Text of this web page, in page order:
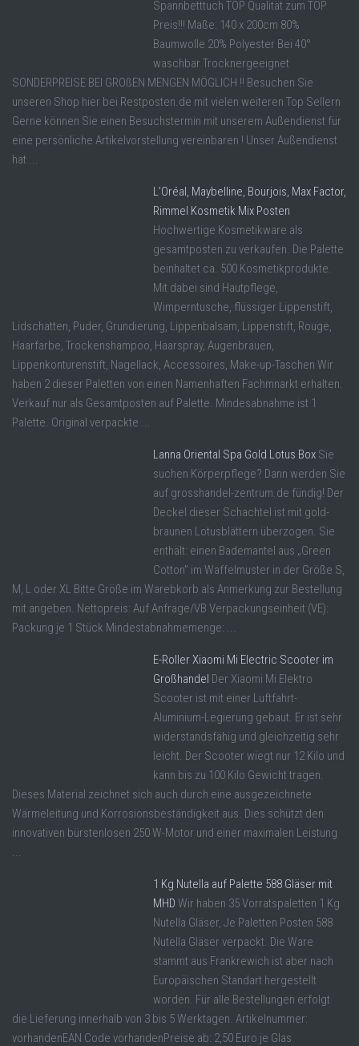
Spannbetttuch TOP Qualität zum TOP
Preis!!! Maße: 140 x 200cm 80%
Baumwolle 20% Polyester Bei 40°
waschbar Trocknergeeignet
SONDERPREISE BEI GROßEN MENGEN MÖGLICH !! Besuchen Sie
unseren Shop hier bei Restposten.de mit vielen weiteren Top Sellern
Gerne können Sie einen Besuchstermin mit unserem Außendienst für
eine persönliche Artikelvorstellung vereinbaren ! Unser Außendienst
hat ...
L’Oréal, Maybelline, Bourjois, Max Factor,
Rimmel Kosmetik Mix Posten
Hochwertige Kosmetikware als
gesamtposten zu verkaufen. Die Palette
beinhaltet ca. 500 Kosmetikprodukte.
Mit dabei sind Hautpflege,
Wimperntusche, flüssiger Lippenstift,
Lidschatten, Puder, Grundierung, Lippenbalsam, Lippenstift, Rouge,
Haarfarbe, Trockenshampoo, Haarspray, Augenbrauen,
Lippenkonturenstift, Nagellack, Accessoires, Make-up-Taschen Wir
haben 2 dieser Paletten von einen Namenhaften Fachmnarkt erhalten.
Verkauf nur als Gesamtposten auf Palette. Mindesabnahme ist 1
Palette. Original verpackte ...
Lanna Oriental Spa Gold Lotus Box Sie
suchen Körperpflege? Dann werden Sie
auf grosshandel-zentrum.de fündig! Der
Deckel dieser Schachtel ist mit gold-
braunen Lotusblättern überzogen. Sie
enthält: einen Bademantel aus „Green
Cotton” im Waffelmuster in der Größe S,
M, L oder XL Bitte Größe im Warebkorb als Anmerkung zur Bestellung
mit angeben. Nettopreis: Auf Anfrage/VB Verpackungseinheit (VE):
Packung je 1 Stück Mindestabnahmemenge: ...
E-Roller Xiaomi Mi Electric Scooter im
Großhandel Der Xiaomi Mi Elektro
Scooter ist mit einer Luftfahrt-
Aluminium-Legierung gebaut. Er ist sehr
widerstandsfähig und gleichzeitig sehr
leicht. Der Scooter wiegt nur 12 Kilo und
kann bis zu 100 Kilo Gewicht tragen.
Dieses Material zeichnet sich auch durch eine ausgezeichnete
Wärmeleitung und Korrosionsbeständigkeit aus. Dies schützt den
innovativen bürstenlosen 250 W-Motor und einer maximalen Leistung
1 Kg Nutella auf Palette 588 Gläser mit
MHD Wir haben 35 Vorratspaletten 1 Kg
Nutella Gläser, Je Paletten Posten 588
Nutella Gläser verpackt. Die Ware
stammt aus Frankrewich ist aber nach
Europäischen Standart hergestellt
worden. Für alle Bestellungen erfolgt
die Lieferung innerhalb von 3 bis 5 Werktagen. Artikelnummer:
vorhandenEAN Code vorhandenPreise ab: 2,50 Euro je Glas